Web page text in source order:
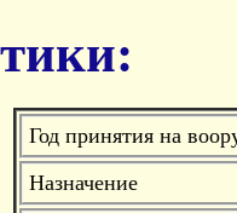
Год принятия на
Назначение